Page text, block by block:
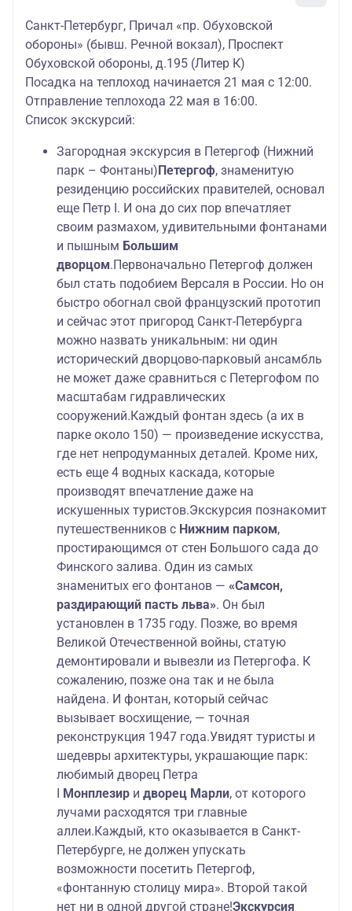
Санкт-Петербург, Причал «пр. Обуховской
обороны» (бывш. Речной вокзал), Проспект
Обуховской обороны, д.195 (Литер К)
Посадка на теплоход начинается 21 мая с 12:00.
Отправление теплохода 22 мая в 16:00.
Список экскурсий:
Загородная экскурсия в Петергоф (Нижний
парк – Фонтаны)Петергоф, знаменитую
резиденцию российских правителей, основал
еще Петр I. И она до сих пор впечатляет
своим размахом, удивительными фонтанами
и пышным Большим
дворцом.Первоначально Петергоф должен
был стать подобием Версаля в России. Но он
быстро обогнал свой французский прототип
и сейчас этот пригород Санкт-Петербурга
можно назвать уникальным: ни один
исторический дворцово-парковый ансамбль
не может даже сравниться с Петергофом по
масштабам гидравлических
сооружений.Каждый фонтан здесь (а их в
парке около 150) — произведение искусства,
где нет непродуманных деталей. Кроме них,
есть еще 4 водных каскада, которые
производят впечатление даже на
искушенных туристов.Экскурсия познакомит
путешественников с Нижним парком,
простирающимся от стен Большого сада до
Финского залива. Один из самых
знаменитых его фонтанов — «Самсон,
раздирающий пасть льва». Он был
установлен в 1735 году. Позже, во время
Великой Отечественной войны, статую
демонтировали и вывезли из Петергофа. К
сожалению, позже она так и не была
найдена. И фонтан, который сейчас
вызывает восхищение, — точная
реконструкция 1947 года.Увидят туристы и
шедевры архитектуры, украшающие парк:
любимый дворец Петра
I Монплезир и дворец Марли, от которого
лучами расходятся три главные
аллеи.Каждый, кто оказывается в Санкт-
Петербурге, не должен упускать
возможности посетить Петергоф,
«фонтанную столицу мира». Второй такой
нет ни в одной другой стране!Экскурсия